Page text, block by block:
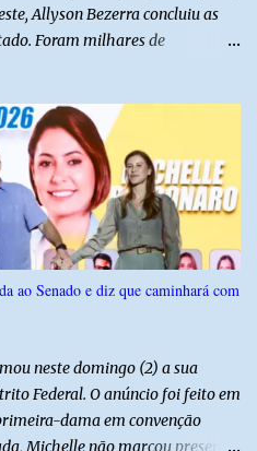
Allyson Bezerra concluiu as
Foram milhares de
as agendas do 167 Razões RN
dos pequenos municípios
caminhada começou em 29 de
Zero da BR-101 e foi
de 129 dias entre a primeira e
sendo publicados no perfil do
a cultura e a força do povo,
necessidades enfrentadas pelas
ao Senado e diz que caminhará com
neste domingo (2) a sua
Federal. O anúncio foi feito em
dama em convenção
Michelle não marcou presença